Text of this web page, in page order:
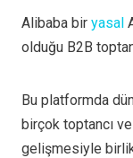
Alibaba bir yasal
olduğu B2B
Bu platformda
birçok toptancı
gelişmesiyle